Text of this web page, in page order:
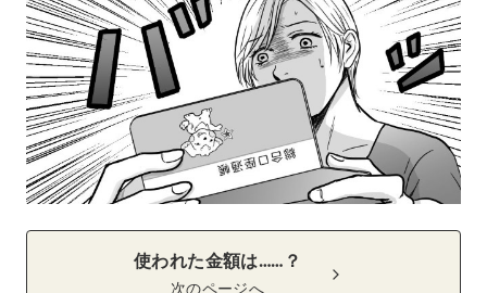
使われた金額は……？